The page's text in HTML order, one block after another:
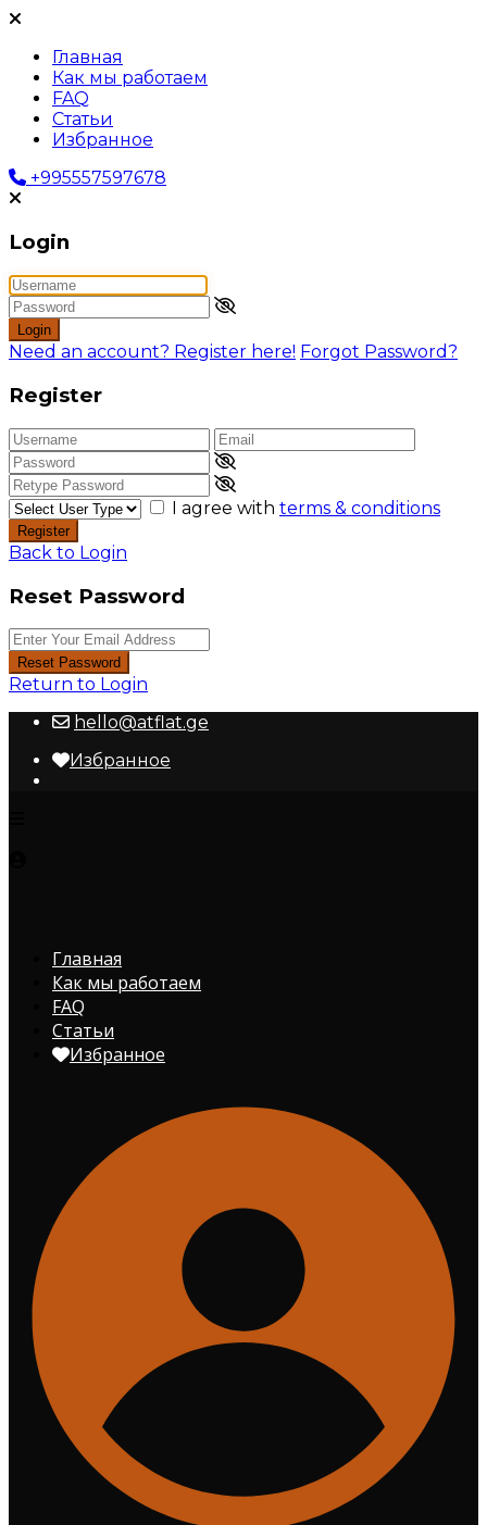
Главная
Как мы работаем
FAQ
Статьи
Избранное
+995557597678
Login
Login
Need an account? Register here! Forgot Password?
Register
I agree with terms & conditions
Register
Back to Login
Reset Password
Reset Password
Return to Login
hello@atflat.ge
Избранное
Главная
Как мы работаем
FAQ
Статьи
Избранное